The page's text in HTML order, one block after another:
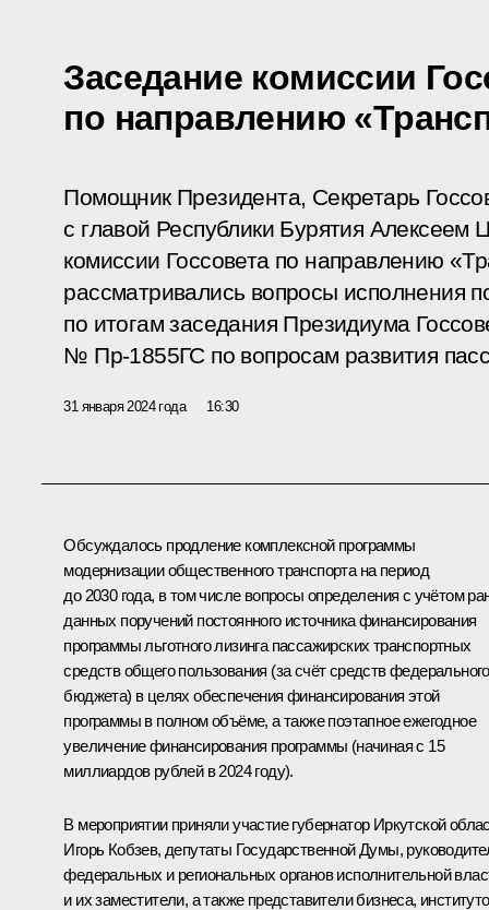
Заседание комиссии
по направлению
Помощник Президента, Секретарь
с главой Республики Бурятия
комиссии Госсовета по направлению
рассматривались вопросы исполнения
по итогам заседания Президиума
№ Пр-1855ГС по вопросам развития
31 января 2024 года 16:30
Обсуждалось продление комплексной программы
модернизации общественного транспорта на период
до 2030 года, в том числе вопросы определения с учётом
данных поручений постоянного источника финансирования
программы льготного лизинга пассажирских транспортных
средств общего пользования (за счёт средств федерального
бюджета) в целях обеспечения финансирования этой
программы в полном объёме, а также поэтапное ежегодное
увеличение финансирования программы (начиная с 15
миллиардов рублей в 2024 году).
В мероприятии приняли участие губернатор Иркутской
Игорь Кобзев, депутаты Государственной Думы,
федеральных и региональных органов исполнительной
и их заместители, а также представители бизнеса,